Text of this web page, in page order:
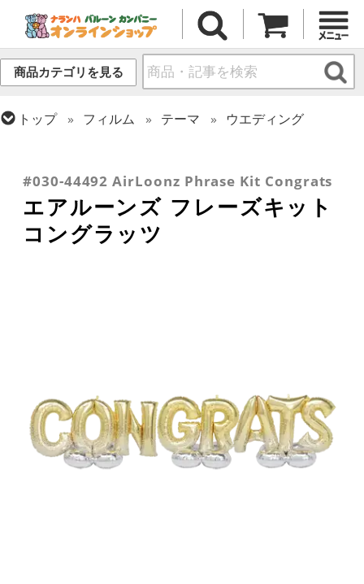
商品カテゴリを見る
トップ フィルム テーマ
ウエディング
#030-44492 AirLoonz Phrase Kit Congrats
エアルーンズ フレーズキット
コングラッツ